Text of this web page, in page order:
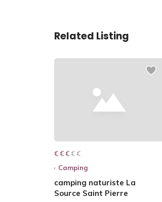
Related Listing
€ € € € €
€ € €
Camping
camping naturiste La
Source Saint Pierre